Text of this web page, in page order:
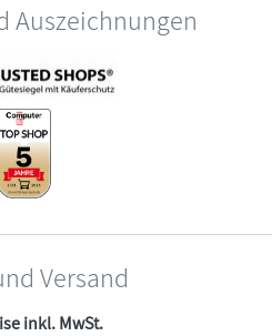
Auszeichnungen
Versand
inkl. MwSt.